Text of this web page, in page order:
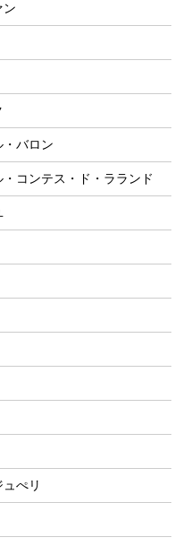
ン
バロン
コンテス・ド・ラランド
ぺリ